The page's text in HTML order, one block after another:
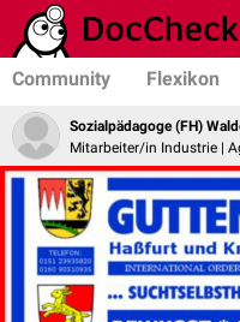
Community Flexikon
Sozialpädagoge (FH)
Mitarbeiter/in Industrie |